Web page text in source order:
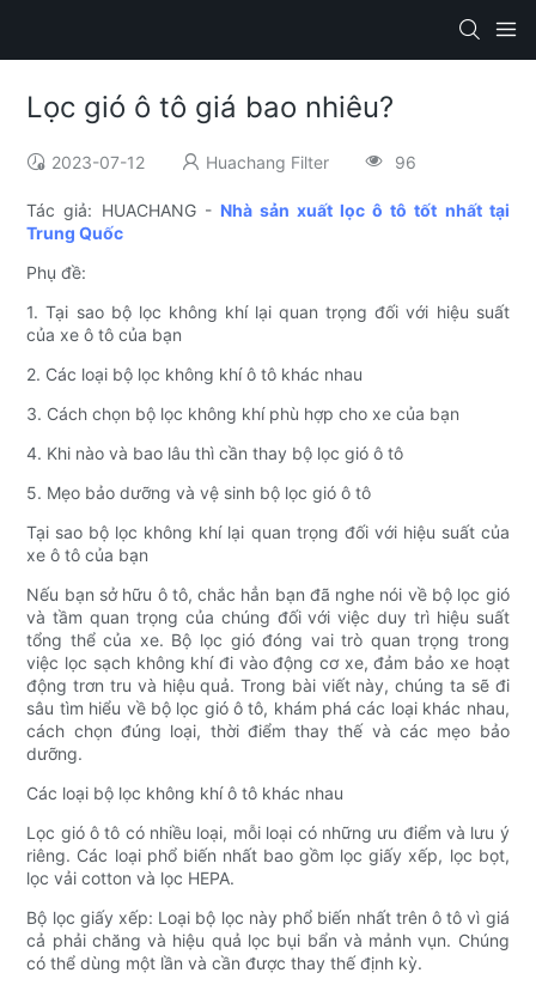
Lọc gió ô tô giá bao nhiêu?
2023-07-12 Huachang Filter 96
Tác giả: HUACHANG - Nhà sản xuất lọc ô tô tốt nhất tại
Trung Quốc
Phụ đề:
1. Tại sao bộ lọc không khí lại quan trọng đối với hiệu suất
của xe ô tô của bạn
2. Các loại bộ lọc không khí ô tô khác nhau
3. Cách chọn bộ lọc không khí phù hợp cho xe của bạn
4. Khi nào và bao lâu thì cần thay bộ lọc gió ô tô
5. Mẹo bảo dưỡng và vệ sinh bộ lọc gió ô tô
Tại sao bộ lọc không khí lại quan trọng đối với hiệu suất của
xe ô tô của bạn
Nếu bạn sở hữu ô tô, chắc hẳn bạn đã nghe nói về bộ lọc gió
và tầm quan trọng của chúng đối với việc duy trì hiệu suất
tổng thể của xe. Bộ lọc gió đóng vai trò quan trọng trong
việc lọc sạch không khí đi vào động cơ xe, đảm bảo xe hoạt
động trơn tru và hiệu quả. Trong bài viết này, chúng ta sẽ đi
sâu tìm hiểu về bộ lọc gió ô tô, khám phá các loại khác nhau,
cách chọn đúng loại, thời điểm thay thế và các mẹo bảo
dưỡng.
Các loại bộ lọc không khí ô tô khác nhau
Lọc gió ô tô có nhiều loại, mỗi loại có những ưu điểm và lưu ý
riêng. Các loại phổ biến nhất bao gồm lọc giấy xếp, lọc bọt,
lọc vải cotton và lọc HEPA.
Bộ lọc giấy xếp: Loại bộ lọc này phổ biến nhất trên ô tô vì giá
cả phải chăng và hiệu quả lọc bụi bẩn và mảnh vụn. Chúng
có thể dùng một lần và cần được thay thế định kỳ.